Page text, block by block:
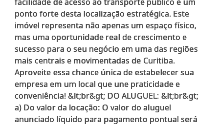
ponto forte desta localização estratégica. Este
imóvel representa não apenas um espaço físico,
mas uma oportunidade real de crescimento e
sucesso para o seu negócio em uma das regiões
mais centrais e movimentadas de Curitiba.
Aproveite essa chance única de estabelecer sua
empresa em um local que une praticidade e
conveniência! &lt;br&gt; DO ALUGUEL: &lt;br&gt;
a) Do valor da locação: O valor do aluguel
anunciado líquido para pagamento pontual será